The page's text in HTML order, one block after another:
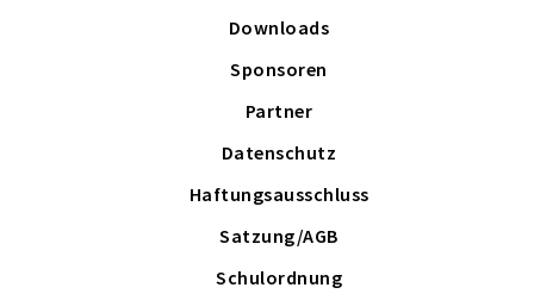
Downloads
Sponsoren
Partner
Datenschutz
Haftungsausschluss
Satzung/AGB
Schulordnung